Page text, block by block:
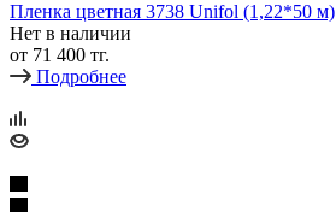
Пленка цветная 3738 Unifol (1,22*50 м)
Нет в наличии
от 71 400 тг.
Подробнее